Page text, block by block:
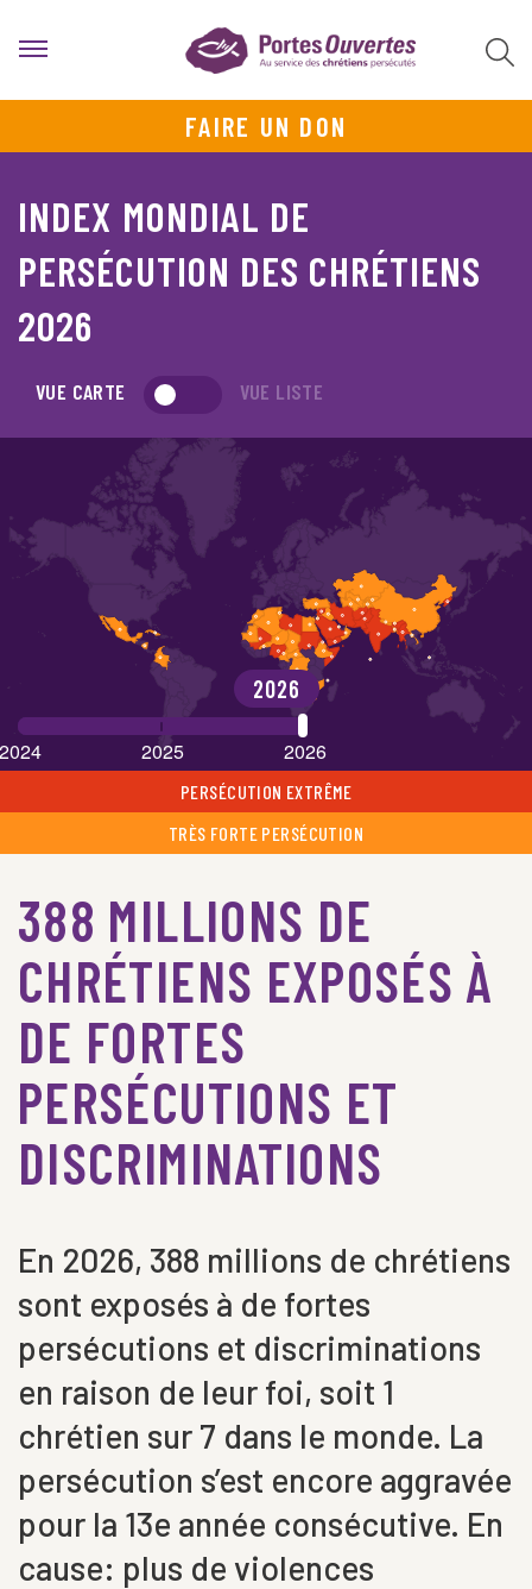
FAIRE UN DON
INDEX MONDIAL DE
PERSÉCUTION DES CHRÉTIENS
2026
VUE CARTE VUE LISTE
2026
2024 2025 2026
PERSÉCUTION EXTRÊME
TRÈS FORTE PERSÉCUTION
388 MILLIONS DE
CHRÉTIENS EXPOSÉS À
DE FORTES
PERSÉCUTIONS ET
DISCRIMINATIONS
En 2026, 388 millions de chrétiens
sont exposés à de fortes
persécutions et discriminations
en raison de leur foi, soit 1
chrétien sur 7 dans le monde. La
persécution s’est encore aggravée
pour la 13e année consécutive. En
cause: plus de violences